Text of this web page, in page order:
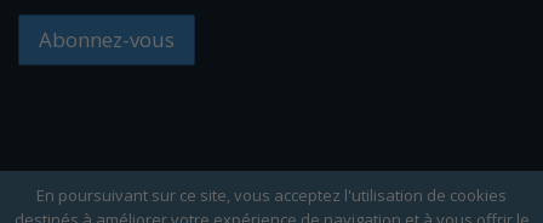
En poursuivant sur ce site, vous acceptez l'utilisation de cookies